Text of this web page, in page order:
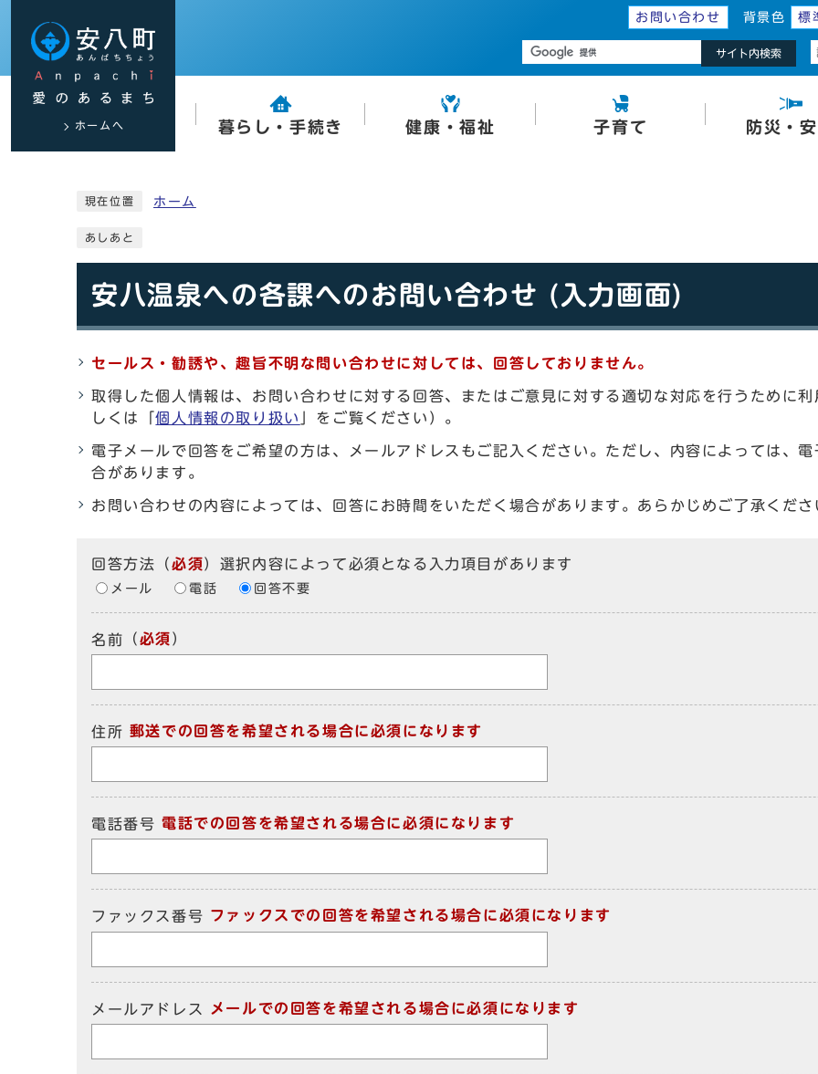
お問い合わせ 背景色 標
ホームへ
サイト内検索
暮らし・手続き 健康・福祉 子育て 防災・
現在位置 ホーム
あしあと
安八温泉への各課へのお問い合わせ (入力画面)
セールス・勧誘や、趣旨不明な問い合わせに対しては、回答しておりません。
取得した個人情報は、お問い合わせに対する回答、またはご意見に対する適切な対応を行うために
しくは「個人情報の取り扱い 」をご覧ください）。
電子メールで回答をご希望の方は、メールアドレスもご記入ください。ただし、内容によっては、
合があります。
お問い合わせの内容によっては、回答にお時間をいただく場合があります。あらかじめご了承くださ
回答方法 （ 必須）選択内容によって必須となる入力項目があります
メール 電話 回答不要
名前 （ 必須 ）
住所 郵送での回答を希望される場合に必須になります
電話番号 電話での回答を希望される場合に必須になります
ファックス番号 ファックスでの回答を希望される場合に必須になります
メールアドレス メールでの回答を希望される場合に必須になります